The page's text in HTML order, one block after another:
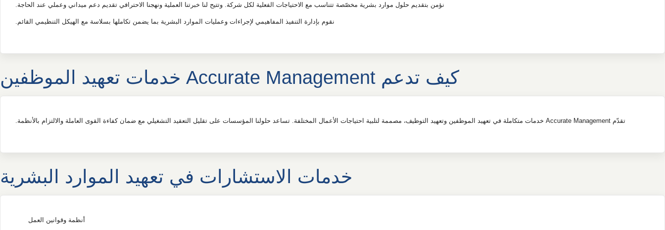
نؤمن بتقديم حلول موارد بشرية مخصّصة تتناسب مع الاحتياجات الفعلية لكل شركة. وتتيح لنا خبرتنا العملية ونهجنا الاحترافي تقديم دعم ميداني وعملي عند الحاجة.
نقوم بإدارة التنفيذ المفاهيمي لإجراءات وعمليات الموارد البشرية بما يضمن تكاملها بسلاسة مع الهيكل التنظيمي القائم.
كيف تدعم Accurate Management خدمات تعهيد الموظفين
تقدّم Accurate Management خدمات متكاملة في تعهيد الموظفين وتعهيد التوظيف، مصممة لتلبية احتياجات الأعمال المختلفة. تساعد حلولنا المؤسسات على تقليل التعقيد التشغيلي مع ضمان كفاءة القوى العاملة والالتزام بالأنظمة.
خدمات الاستشارات في تعهيد الموارد البشرية
أنظمة وقوانين العمل